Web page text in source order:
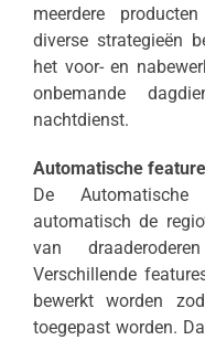
meerdere
diverse strategieën
het voor- en
onbemande
nachtdienst.
Automatische
De Automatische
automatisch de
van
Verschillende
bewerkt worden
toegepast worden.